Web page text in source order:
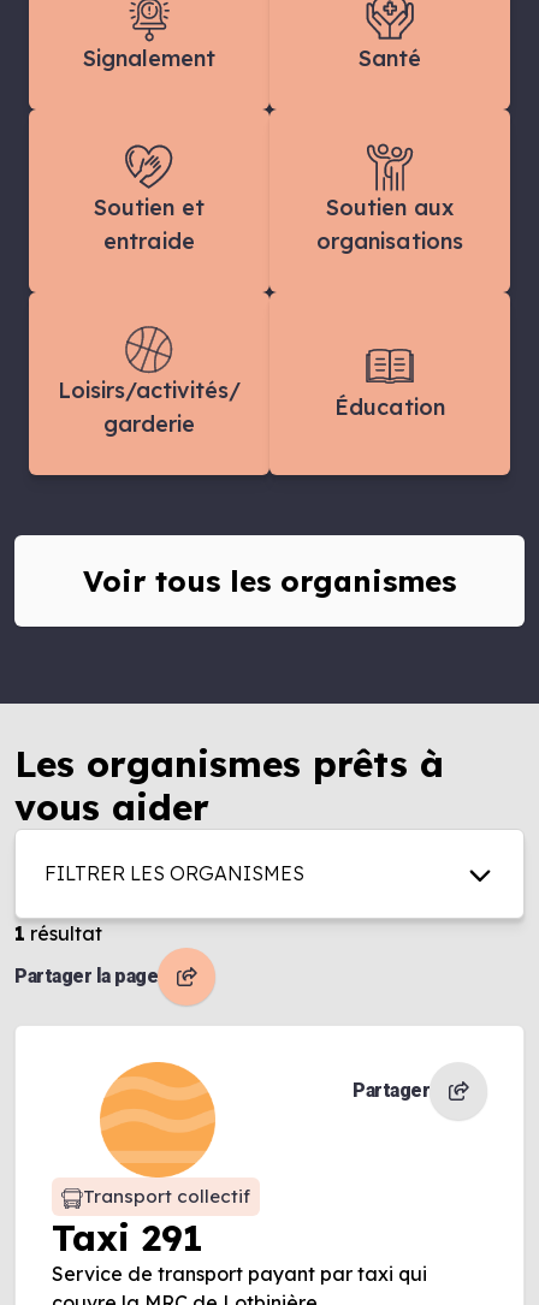
Signalement Santé
Soutien et
entraide
Soutien aux
organisations
Loisirs/activités/
garderie
Éducation
Voir tous les organismes
Les organismes prêts à
vous aider
FILTRER LES ORGANISMES
1 résultat
Partager la page
Taxi 291
Partager
Transport collectif
Service de transport payant par taxi qui